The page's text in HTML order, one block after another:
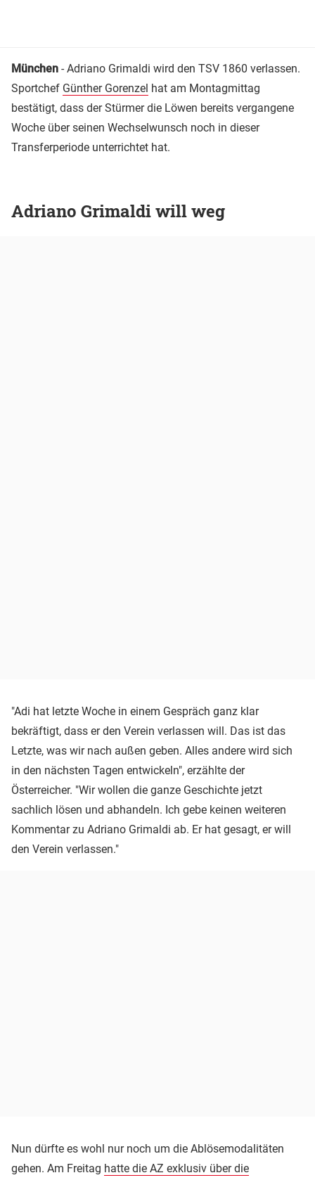
München - Adriano Grimaldi wird den TSV 1860 verlassen.
Sportchef Günther Gorenzel hat am Montagmittag
bestätigt, dass der Stürmer die Löwen bereits vergangene
Woche über seinen Wechselwunsch noch in dieser
Transferperiode unterrichtet hat.
Adriano Grimaldi will weg
"Adi hat letzte Woche in einem Gespräch ganz klar
bekräftigt, dass er den Verein verlassen will. Das ist das
Letzte, was wir nach außen geben. Alles andere wird sich
in den nächsten Tagen entwickeln", erzählte der
Österreicher. "Wir wollen die ganze Geschichte jetzt
sachlich lösen und abhandeln. Ich gebe keinen weiteren
Kommentar zu Adriano Grimaldi ab. Er hat gesagt, er will
den Verein verlassen."
Nun dürfte es wohl nur noch um die Ablösemodalitäten
gehen. Am Freitag hatte die AZ exklusiv über die